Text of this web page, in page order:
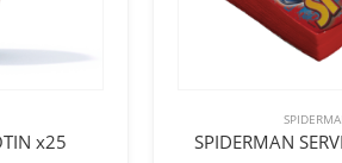
x25 SPIDERMAN